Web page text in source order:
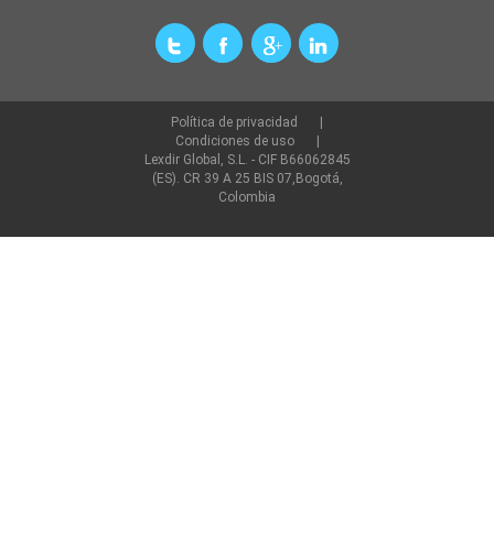
Política de privacidad
Condiciones de uso
Lexdir Global, S.L. - CIF B66062845
(ES). CR 39 A 25 BIS 07,Bogotá,
Colombia